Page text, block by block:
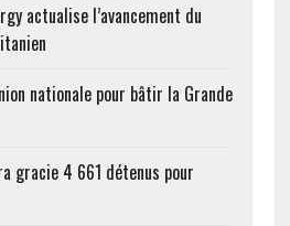
actualise l’avancement du
nationale pour bâtir la Grande
gracie 4 661 détenus pour